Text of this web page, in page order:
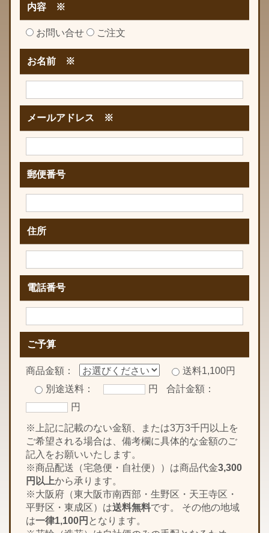
内容 ※
お問い合せ ご注文
お名前 ※
メールアドレス ※
郵便番号
住所
電話番号
ご予算
商品金額：
送料1,100円
別途送料：
円
合計金額：
円
※上記に記載のない金額、または3万3千円以上を
ご希望される場合は、備考欄に具体的な金額のご
記入をお願いいたします。
※商品配送（宅急便・自社便））は商品代金3,300
円以上から承ります。
※大阪府（東大阪市南西部・生野区・天王寺区・
平野区・東成区）は送料無料です。 その他の地域
は一律1,100円 となります。